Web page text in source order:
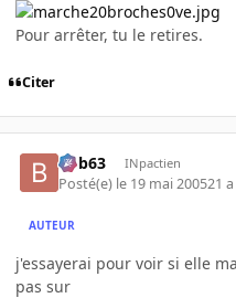
Pour arrêter, tu le retires.
Citer
bob63 INpactien
Posté(e) le 19 mai 200521 a
AUTEUR
j'essayerai pour voir si elle
pas sur